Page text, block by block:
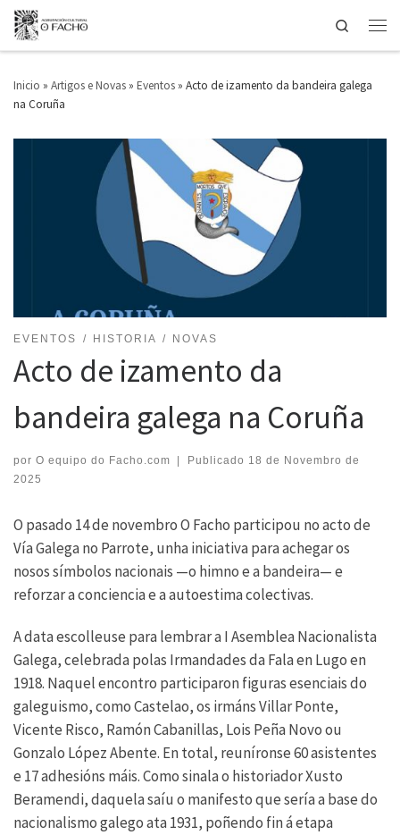
Saltar ao contido
Search
Inicio » Artigos e Novas » Eventos » Acto de izamento da bandeira galega
na Coruña
EVENTOS HISTORIA NOVAS
Acto de izamento da
bandeira galega na Coruña
por O equipo do Facho.com Publicado 18 de Novembro de
2025
O pasado 14 de novembro O Facho participou no acto de
Vía Galega no Parrote, unha iniciativa para achegar os
nosos símbolos nacionais —o himno e a bandeira— e
reforzar a conciencia e a autoestima colectivas.
A data escolleuse para lembrar a I Asemblea Nacionalista
Galega, celebrada polas Irmandades da Fala en Lugo en
1918. Naquel encontro participaron figuras esenciais do
galeguismo, como Castelao, os irmáns Villar Ponte,
Vicente Risco, Ramón Cabanillas, Lois Peña Novo ou
Gonzalo López Abente. En total, reuníronse 60 asistentes
e 17 adhesións máis. Como sinala o historiador Xusto
Beramendi, daquela saíu o manifesto que sería a base do
nacionalismo galego ata 1931, poñendo fin á etapa